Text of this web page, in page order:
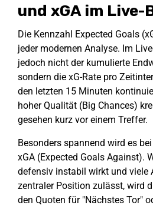
und xGA im
Die Kennzahl Expected Goals
jeder modernen Analyse. Im
jedoch nicht der kumulierte
sondern die xG-Rate pro
den letzten 15 Minuten
hoher Qualität (Big Chances)
gesehen kurz vor einem Treffer.
Besonders spannend wird es
xGA (Expected Goals Against).
defensiv instabil wirkt und viele
zentraler Position zulässt, wird
den Quoten für "Nächstes Tor"